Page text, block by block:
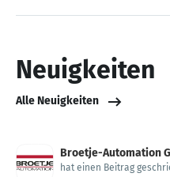
Neuigkeiten
Alle Neuigkeiten
Broetje-Automation
hat einen Beitrag